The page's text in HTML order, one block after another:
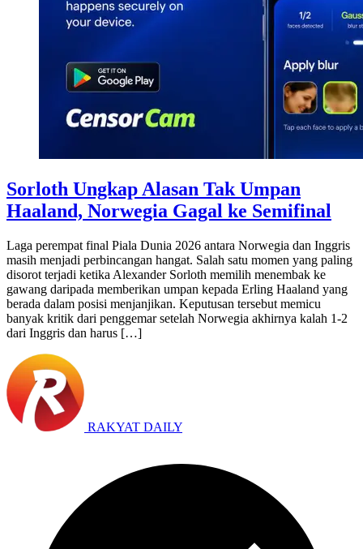
Sorloth Ungkap Alasan Tak Umpan
Haaland, Norwegia Gagal ke Semifinal
Laga perempat final Piala Dunia 2026 antara Norwegia dan Inggris
masih menjadi perbincangan hangat. Salah satu momen yang paling
disorot terjadi ketika Alexander Sorloth memilih menembak ke
gawang daripada memberikan umpan kepada Erling Haaland yang
berada dalam posisi menjanjikan. Keputusan tersebut memicu
banyak kritik dari penggemar setelah Norwegia akhirnya kalah 1-2
dari Inggris dan harus […]
RAKYAT DAILY